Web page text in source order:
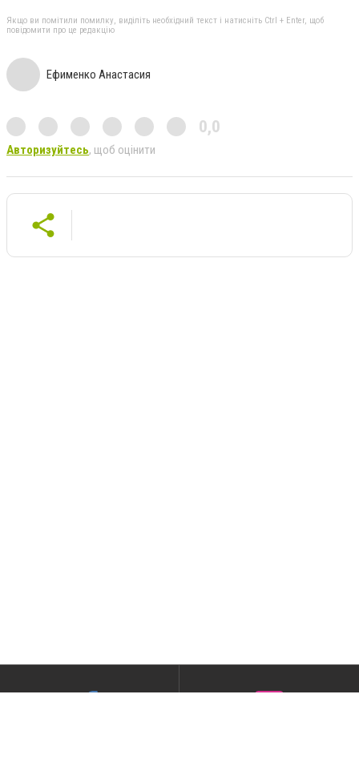
Якщо ви помітили помилку, виділіть необхідний текст і натисніть Ctrl + Enter, щоб
повідомити про це редакцію
Ефименко Анастасия
0,0
Авторизуйтесь, щоб оцінити